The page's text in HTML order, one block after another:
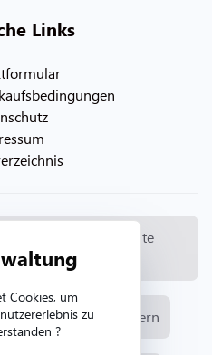
Links
Alle Rechte
von Automobilpolstern
Cookies, um
zu
?